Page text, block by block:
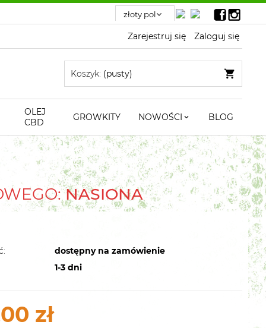
Zarejestruj się Zaloguj się
Koszyk: (pusty)
OLEJ
CBD
GROWKITY NOWOŚCI BLOG
NASIONA
dostępny na zamówienie
1-3 dni
zł